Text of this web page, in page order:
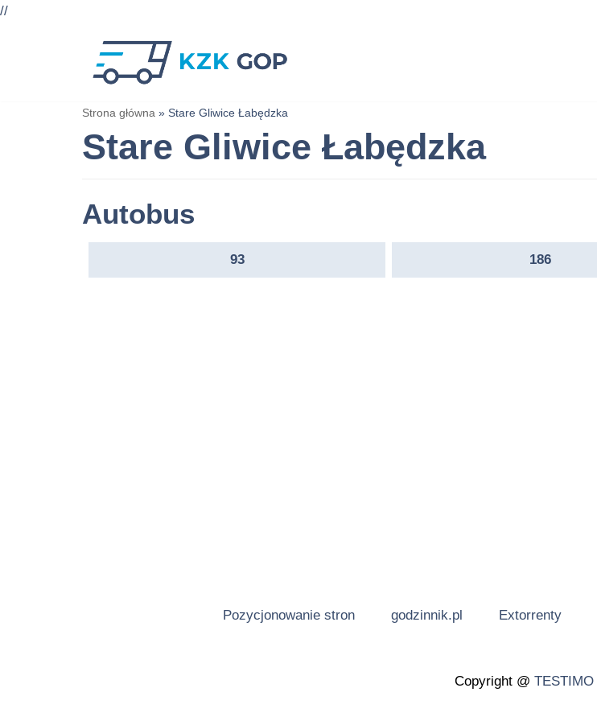
//
Strona główna » Stare Gliwice Łabędzka
Stare Gliwice Łabędzka
Autobus
93 186
Pozycjonowanie stron godzinnik.pl Extorrenty
Copyright @ TESTIMO